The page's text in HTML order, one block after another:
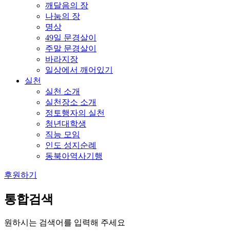
깨달음의 장
나눔의 장
명상
49일 문경살이
주말 문경살이
바라지장
일상에서 깨어있기
실천
실천 소개
실천장소 소개
정토행자의 실천
청년대학생
직능 모임
인도 성지순례
동북아역사기행
후원하기
통합검색
원하시는 검색어를 입력해 주세요